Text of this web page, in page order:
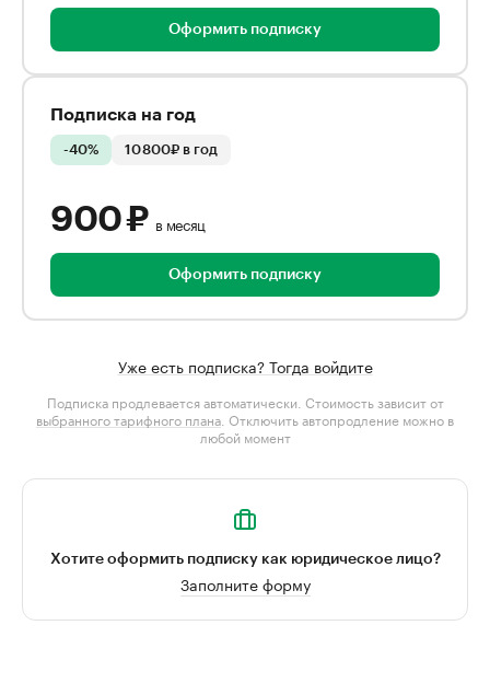
Оформить подписку
Подписка на год
-40% 10 800₽ в год
900 ₽ в месяц
Оформить подписку
Уже есть подписка? Тогда войдите
Подписка продлевается автоматически. Стоимость зависит от
выбранного тарифного плана . Отключить автопродление можно в
любой момент
Хотите оформить подписку как юридическое лицо?
Заполните форму